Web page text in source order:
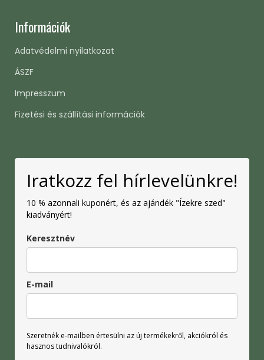
Információk
Adatvédelmi nyilatkozat
ÁSZF
Impresszum
Fizetési és szállítási információk
Iratkozz fel hírlevelünkre!
10 % azonnali kuponért, és az ajándék "Ízekre szed"
kiadványért!
Keresztnév
E-mail
Szeretnék e-mailben értesülni az új termékekről, akciókról és
hasznos tudnivalókról.